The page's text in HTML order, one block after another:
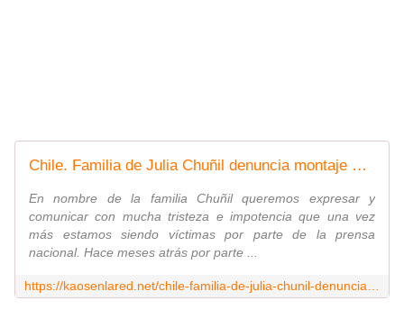
Chile. Familia de Julia Chuñil denuncia montaje mediático para distraer a la población del principal sospechoso del caso
En nombre de la familia Chuñil queremos expresar y
comunicar con mucha tristeza e impotencia que una vez
más estamos siendo víctimas por parte de la prensa
nacional. Hace meses atrás por parte ...